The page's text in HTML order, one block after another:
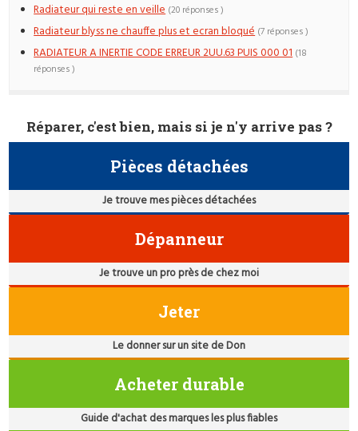
Radiateur qui reste en veille (20 réponses )
Radiateur blyss ne chauffe plus et ecran bloqué (7 réponses )
RADIATEUR A INERTIE CODE ERREUR 2UU.63 PUIS 000 01 (18
réponses )
Réparer, c'est bien, mais si je n'y arrive pas ?
Pièces détachées
Je trouve mes pièces détachées
Dépanneur
Je trouve un pro près de chez moi
Jeter
Le donner sur un site de Don
Acheter durable
Guide d'achat des marques les plus fiables